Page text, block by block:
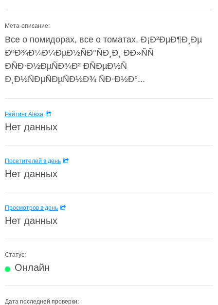
Мета-описание:
Все о помидорах, все о томатах. Ð¡Ð²ÐµÐ¶Ð¸Ðµ
ÐºÐ¾Ð¼Ð¼ÐµÐ½ÑÐ°ÑÐ¸Ð¸ ÐÐ»ÑÑ
ÐÑÐ·Ð½ÐµÑÐ¾Ð² ÐÑÐµÐ½Ñ
Ð¸Ð½ÑÐµÑÐµÑÐ½Ð¾ ÑÐ·Ð½Ð°...
Рейтинг Alexa
Нет данных
Посетителей в день
Нет данных
Просмотров в день
Нет данных
Статус:
Онлайн
Дата последней проверки: